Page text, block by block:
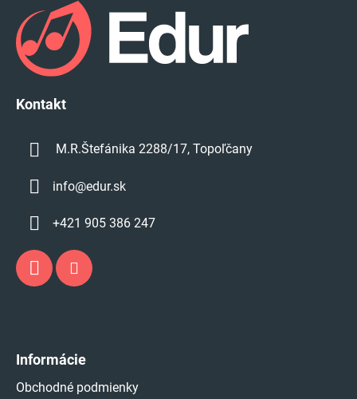
p
u
Kontakt
M.R.Štefánika 2288/17, Topoľčany
info@edur.sk
+421 905 386 247
Informácie
Obchodné podmienky